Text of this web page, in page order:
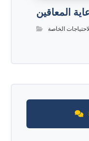
المعاقين
الخاصة